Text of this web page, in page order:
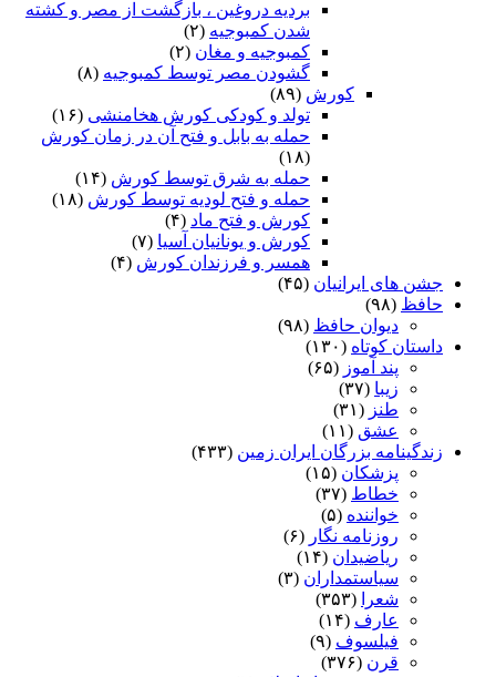
بردیه دروغین ، بازگشت از مصر و کشته
شدن کمبوجیه (۲)
کمبوجیه و مغان (۲)
گشودن مصر توسط کمبوجیه (۸)
کورش (۸۹)
تولد و کودکی کورش هخامنشی (۱۶)
حمله به بابل و فتح آن در زمان کورش
(۱۸)
حمله به شرق توسط کورش (۱۴)
حمله و فتح لودیه توسط کورش (۱۸)
کورش و فتح ماد (۴)
کورش و یونانیان آسیا (۷)
همسر و فرزندان کورش (۴)
جشن های ایرانیان (۴۵)
حافظ (۹۸)
دیوان حافظ (۹۸)
داستان کوتاه (۱۳۰)
پند آموز (۶۵)
زیبا (۳۷)
طنز (۳۱)
عشق (۱۱)
زندگینامه بزرگان ایران زمین (۴۳۳)
پزشکان (۱۵)
خطاط (۳۷)
خواننده (۵)
روزنامه نگار (۶)
ریاضیدان (۱۴)
سیاستمداران (۳)
شعرا
(۳۵۳)
عارف (۱۴)
فیلسوف (۹)
قرن (۳۷۶)